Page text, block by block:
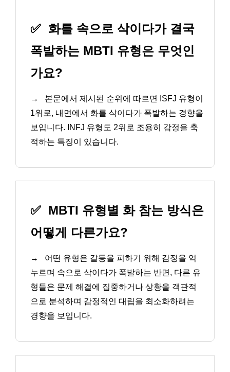
✅ 화를 속으로 삭이다가 결국
폭발하는 MBTI 유형은 무엇인
가요?
→
본문에서 제시된 순위에 따르면 ISFJ 유형이
1위로, 내면에서 화를 삭이다가 폭발하는 경향을
보입니다. INFJ 유형도 2위로 조용히 감정을 축
적하는 특징이 있습니다.
✅ MBTI 유형별 화 참는 방식은
어떻게 다른가요?
→
어떤 유형은 갈등을 피하기 위해 감정을 억
누르며 속으로 삭이다가 폭발하는 반면, 다른 유
형들은 문제 해결에 집중하거나 상황을 객관적
으로 분석하며 감정적인 대립을 최소화하려는
경향을 보입니다.